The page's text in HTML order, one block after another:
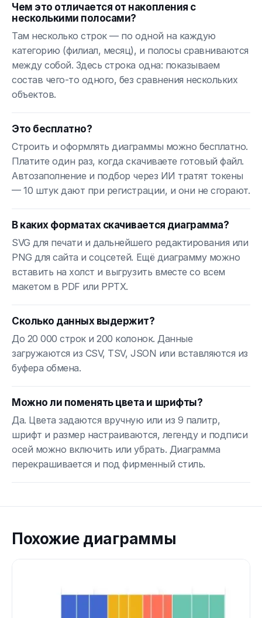
Чем это отличается от накопления с
несколькими полосами?
Там несколько строк — по одной на каждую
категорию (филиал, месяц), и полосы сравниваются
между собой. Здесь строка одна: показываем
состав чего-то одного, без сравнения нескольких
объектов.
Это бесплатно?
Строить и оформлять диаграммы можно бесплатно.
Платите один раз, когда скачиваете готовый файл.
Автозаполнение и подбор через ИИ тратят токены
— 10 штук дают при регистрации, и они не сгорают.
В каких форматах скачивается диаграмма?
SVG для печати и дальнейшего редактирования или
PNG для сайта и соцсетей. Ещё диаграмму можно
вставить на холст и выгрузить вместе со всем
макетом в PDF или PPTX.
Сколько данных выдержит?
До 20 000 строк и 200 колонок. Данные
загружаются из CSV, TSV, JSON или вставляются из
буфера обмена.
Можно ли поменять цвета и шрифты?
Да. Цвета задаются вручную или из 9 палитр,
шрифт и размер настраиваются, легенду и подписи
осей можно включить или убрать. Диаграмма
перекрашивается и под фирменный стиль.
Похожие диаграммы